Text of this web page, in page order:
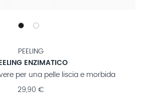
PEELING
ENZIMATICO
per una pelle liscia e morbida
29,90 €